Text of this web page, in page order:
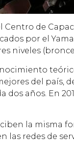
Centro de
por el
niveles
del país,
años. En
la misma
las redes de